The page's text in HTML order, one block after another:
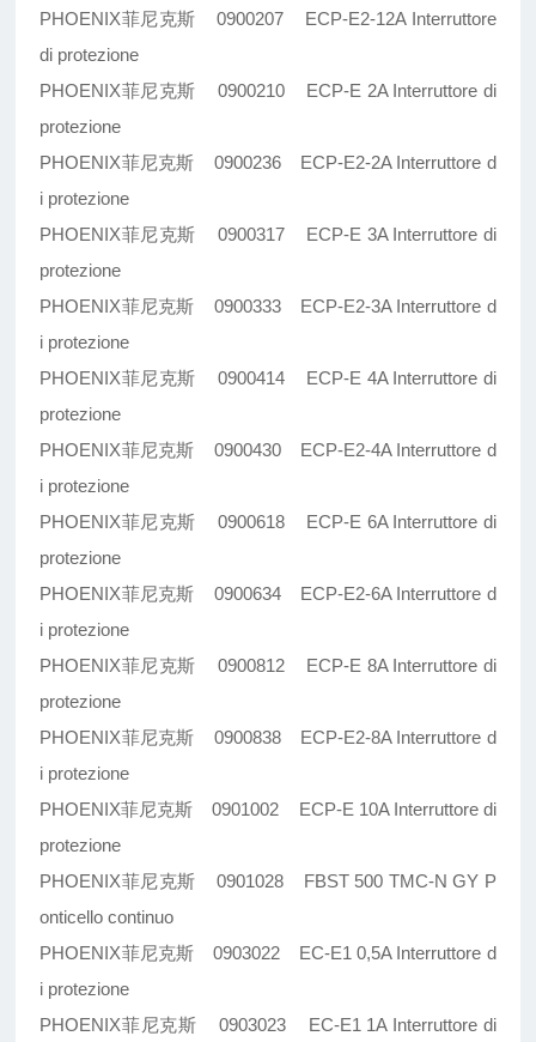
PHOENIX菲尼克斯 0900207 ECP-E2-12A Interruttore
di protezione
PHOENIX菲尼克斯 0900210 ECP-E 2A Interruttore di
protezione
PHOENIX菲尼克斯 0900236 ECP-E2-2A Interruttore d
i protezione
PHOENIX菲尼克斯 0900317 ECP-E 3A Interruttore di
protezione
PHOENIX菲尼克斯 0900333 ECP-E2-3A Interruttore d
i protezione
PHOENIX菲尼克斯 0900414 ECP-E 4A Interruttore di
protezione
PHOENIX菲尼克斯 0900430 ECP-E2-4A Interruttore d
i protezione
PHOENIX菲尼克斯 0900618 ECP-E 6A Interruttore di
protezione
PHOENIX菲尼克斯 0900634 ECP-E2-6A Interruttore d
i protezione
PHOENIX菲尼克斯 0900812 ECP-E 8A Interruttore di
protezione
PHOENIX菲尼克斯 0900838 ECP-E2-8A Interruttore d
i protezione
PHOENIX菲尼克斯 0901002 ECP-E 10A Interruttore di
protezione
PHOENIX菲尼克斯 0901028 FBST 500 TMC-N GY P
onticello continuo
PHOENIX菲尼克斯 0903022 EC-E1 0,5A Interruttore d
i protezione
PHOENIX菲尼克斯 0903023 EC-E1 1A Interruttore di